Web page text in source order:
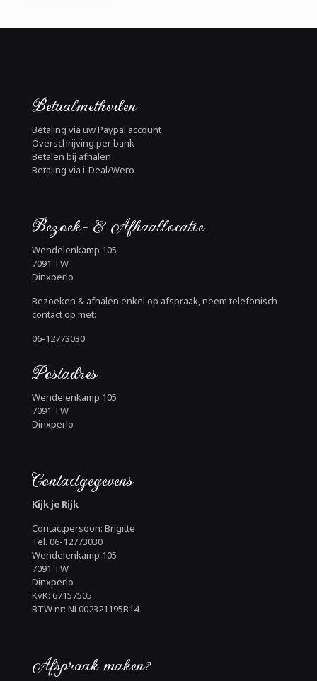
Betaalmethoden
Betaling via uw Paypal account
Overschrijving per bank
Betalen bij afhalen
Betaling via i-Deal/Wero
Bezoek- & Afhaallocatie
Wendelenkamp 105
7091 TW
Dinxperlo
Bezoeken & afhalen enkel op afspraak, neem telefonisch
contact op met:
06-12773030
Postadres
Wendelenkamp 105
7091 TW
Dinxperlo
Contactgegevens
Kijk je Rijk
Contactpersoon: Brigitte
Tel. 06-12773030
Wendelenkamp 105
7091 TW
Dinxperlo
KvK: 67157505
BTW nr: NL002321195B14
Afspraak maken?